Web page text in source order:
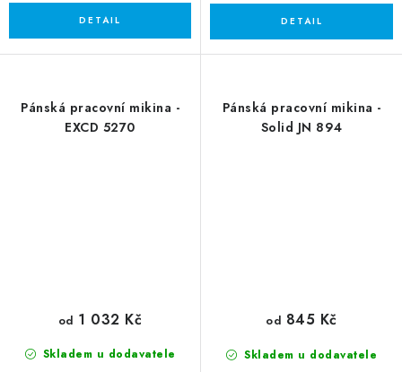
Pánská pracovní mikina -
EXCD 5270
Skladem u dodavatele
od 1 032 Kč
Pánská pracovní mikina -
Solid JN 894
Skladem u dodavatele
od 845 Kč